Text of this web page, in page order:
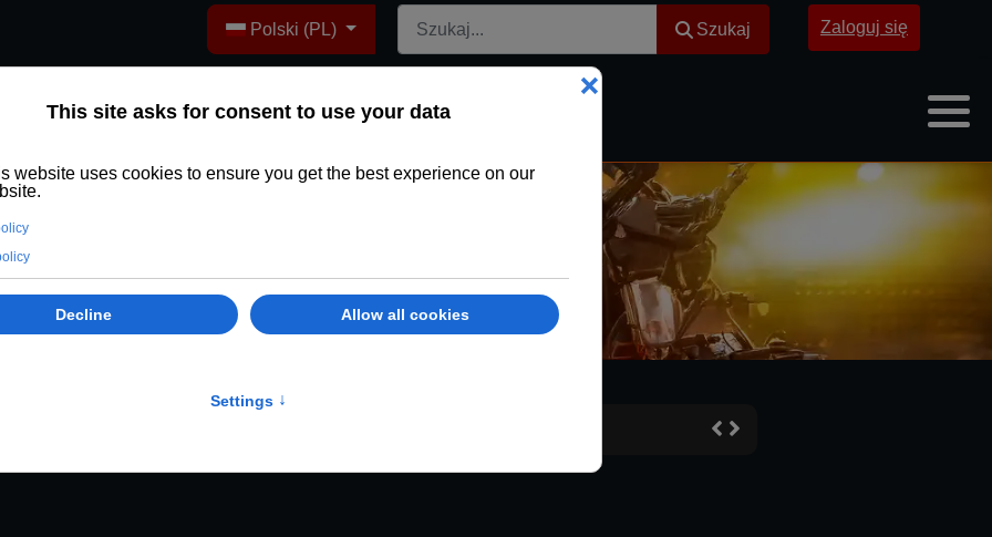
Wybierz swój język
Polski (PL) Szukaj Zaloguj się
Festival Summer Special 2026
Pięć razy wchodził do tego samego morza. Za piątym Bałtyk pozwolił mu
| Polskie smaki i prawdziwa gościnność w Liverpool!